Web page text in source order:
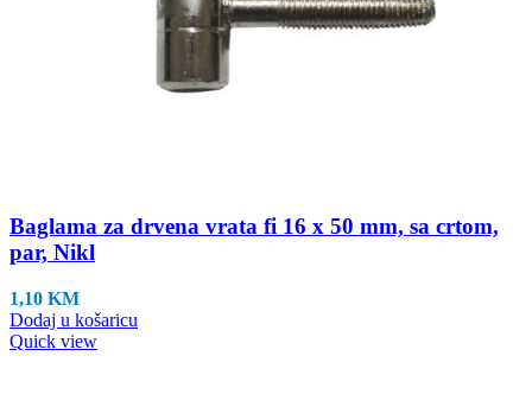
Baglama za drvena vrata fi 16 x 50 mm, sa crtom,
par, Nikl
1,10 KM
Dodaj u košaricu
Quick view